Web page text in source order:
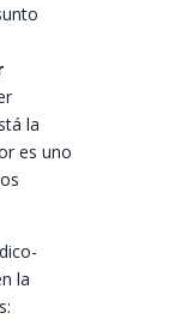
la
es uno
la